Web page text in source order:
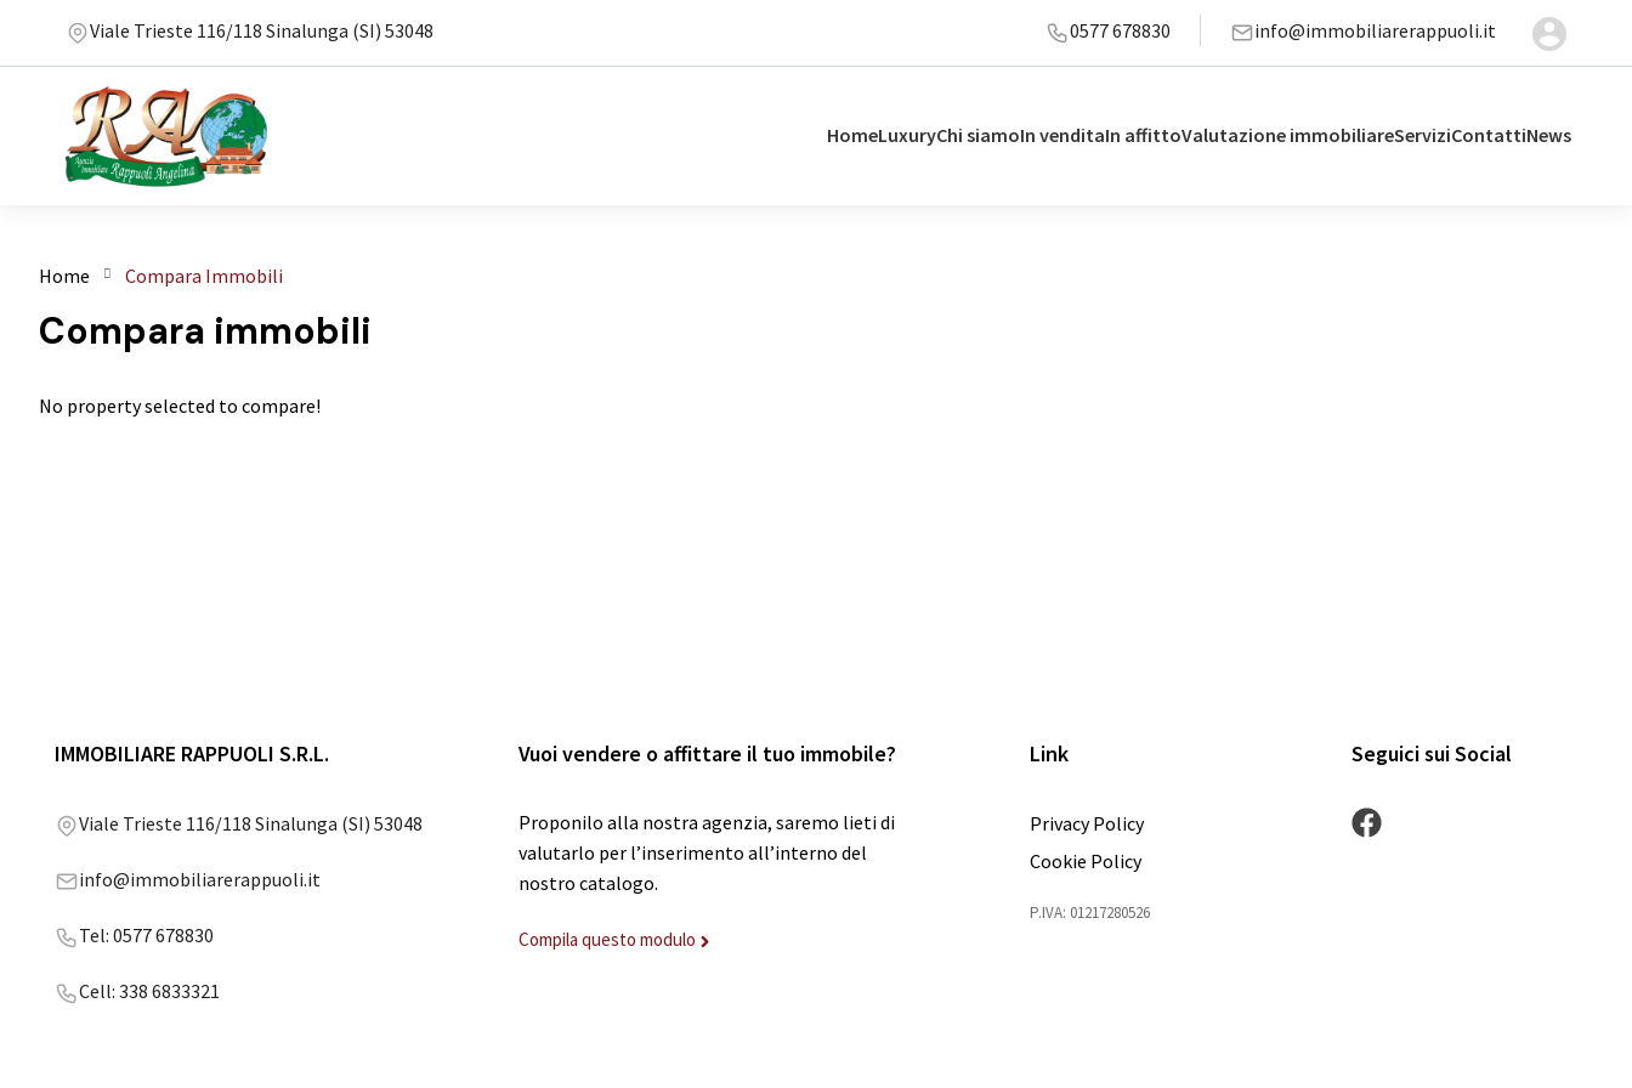
Viale Trieste 116/118 Sinalunga (SI) 53048 0577 678830 info@immobiliarerappuoli.it
HomeLuxuryChi siamoIn venditaIn affittoValutazione immobiliareServiziContattiNews
Home Compara Immobili
Compara immobili
No property selected to compare!
IMMOBILIARE RAPPUOLI S.R.L.
Viale Trieste 116/118 Sinalunga (SI) 53048
info@immobiliarerappuoli.it
Tel: 0577 678830
Cell: 338 6833321
Vuoi vendere o affittare il tuo immobile?
Proponilo alla nostra agenzia, saremo lieti di
valutarlo per l’inserimento all’interno del
nostro catalogo.
Compila questo modulo
Link
Privacy Policy
Cookie Policy
P.IVA: 01217280526
Seguici sui Social